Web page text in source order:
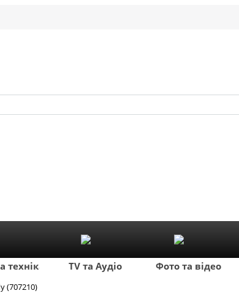
техніка TV та Аудіо Фото та відео
(707210)